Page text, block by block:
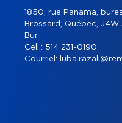
1850, rue Panama,
Brossard, Québec, J4W
Bur.:
Cell.: 514 231-0190
Courriel: